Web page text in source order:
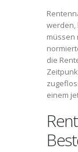
werden,
müssen
die
einem